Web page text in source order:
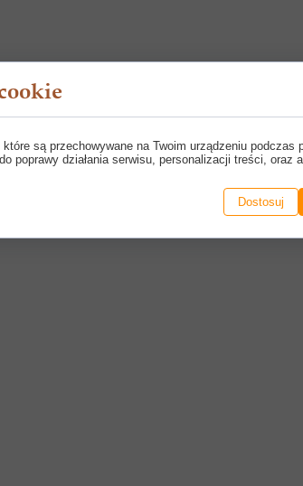
są przechowywane na Twoim urządzeniu podczas
poprawy działania serwisu, personalizacji treści, oraz
Dostosuj